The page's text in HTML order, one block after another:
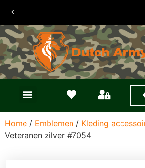
30 dagen
retouren
Home / Emblemen / Kleding
Veteranen zilver #7054